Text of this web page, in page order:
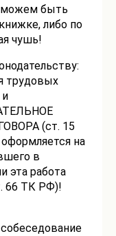
можем быть
либо по
чушь!
трудовых
(ст. 15
на
в
эта работа
66 ТК РФ)!